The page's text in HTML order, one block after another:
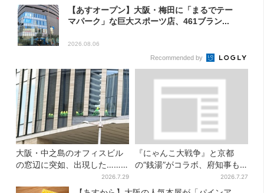
【あすオープン】大阪・梅田に「まるでテー
マパーク」な巨大スポーツ店、461ブラン...
2026.08.06
Recommended by
大阪・中之島のオフィスビル
の窓辺に突如、出現した……
巨大インコ「何かいる」「朝
からビビった」、その正体と
2026.7.29
『にゃんこ大戦争』と京都
の“銭湯”がコラボ、府知事も
メロメロに「ネコの力はすご
い」限定桶も登場
2026.7.27